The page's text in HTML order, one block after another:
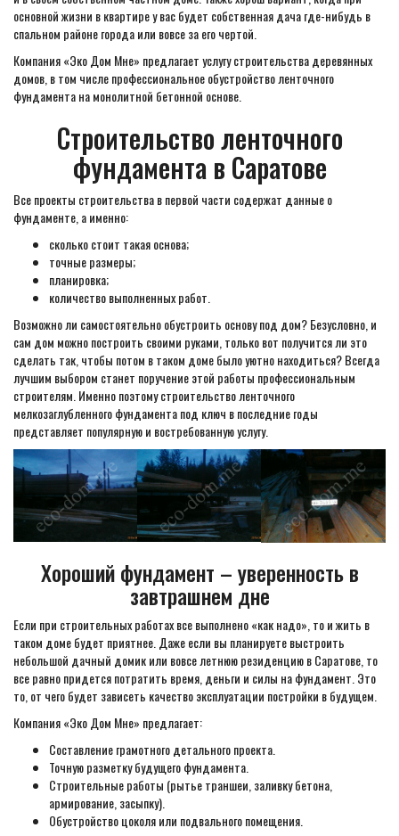
основной жизни в квартире у вас будет собственная дача где-нибудь в
спальном районе города или вовсе за его чертой.
Компания «Эко Дом Мне» предлагает услугу строительства деревянных
домов, в том числе профессиональное обустройство ленточного
фундамента на монолитной бетонной основе.
Строительство ленточного
фундамента в Саратове
Все проекты строительства в первой части содержат данные о
фундаменте, а именно:
сколько стоит такая основа;
точные размеры;
планировка;
количество выполненных работ.
Возможно ли самостоятельно обустроить основу под дом? Безусловно, и
сам дом можно построить своими руками, только вот получится ли это
сделать так, чтобы потом в таком доме было уютно находиться? Всегда
лучшим выбором станет поручение этой работы профессиональным
строителям. Именно поэтому строительство ленточного
мелкозаглубленного фундамента под ключ в последние годы
представляет популярную и востребованную услугу.
Хороший фундамент – уверенность в
завтрашнем дне
Если при строительных работах все выполнено «как надо», то и жить в
таком доме будет приятнее. Даже если вы планируете выстроить
небольшой дачный домик или вовсе летнюю резиденцию в Саратове, то
все равно придется потратить время, деньги и силы на фундамент. Это
то, от чего будет зависеть качество эксплуатации постройки в будущем.
Компания «Эко Дом Мне» предлагает:
Составление грамотного детального проекта.
Точную разметку будущего фундамента.
Строительные работы (рытье траншеи, заливку бетона,
армирование, засыпку).
Обустройство цоколя или подвального помещения.